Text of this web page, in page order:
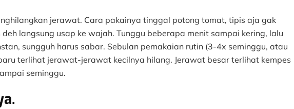
jerawat. Cara pakainya tinggal potong tomat, tipis aja gak
langsung usap ke wajah. Tunggu beberapa menit sampai kering, lalu
sungguh harus sabar. Sebulan pemakaian rutin (3-4x seminggu, atau
terlihat jerawat-jerawat kecilnya hilang. Jerawat besar terlihat kempes
seminggu.